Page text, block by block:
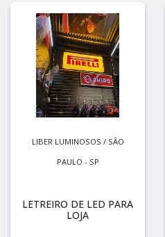
LIBER LUMINOSOS / SÃO
PAULO - SP
LETREIRO DE LED PARA
LOJA